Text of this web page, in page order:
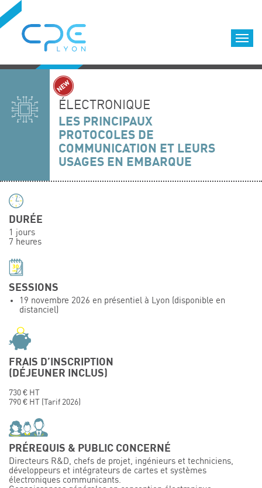
Accueil
Formations qualifiantes
Formations diplômantes
Infos pratiques
Déroulement des formations
Symposium on Chain Transfer Catalysis for
sustainability – September 15 and 16, 2026
ÉLECTRONIQUE
LES PRINCIPAUX
PROTOCOLES DE
COMMUNICATION ET LEURS
USAGES EN EMBARQUE
DURÉE
1 jours
7 heures
SESSIONS
19 novembre 2026 en présentiel à Lyon (disponible en
distanciel)
FRAIS D’INSCRIPTION
(DÉJEUNER INCLUS)
730 € HT
790 € HT (Tarif 2026)
PRÉREQUIS & PUBLIC CONCERNÉ
Directeurs R&D, chefs de projet, ingénieurs et techniciens,
développeurs et intégrateurs de cartes et systèmes
électroniques communicants.
Cookies management panel